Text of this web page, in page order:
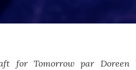
for Tomorrow par Doreen